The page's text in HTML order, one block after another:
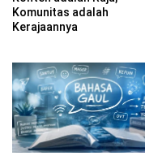
Komunitas adalah
Kerajaannya